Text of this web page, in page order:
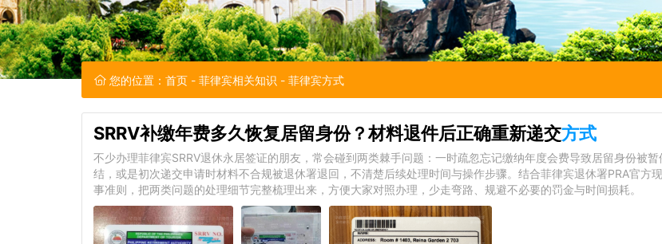
您的位置： 首页 - 菲律宾相关知识 - 菲律宾方式
SRRV补缴年费多久恢复居留身份？材料退件后正确重新递交方式
不少办理菲律宾SRRV退休永居签证的朋友，常会碰到两类棘手问题：一时疏忽忘记缴纳年度会费导致居留身份被暂
结，或是初次递交申请时材料不合规被退休署退回，不清楚后续处理时间与操作步骤。结合菲律宾退休署PRA官方
事准则，把两类问题的处理细节完整梳理出来，方便大家对照办理，少走弯路、规避不必要的罚金与时间损耗。